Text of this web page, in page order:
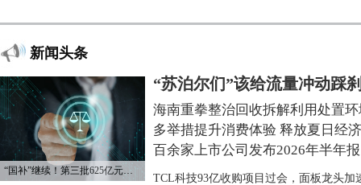
新闻头条
“国补”继续！第三批625亿元资金已下达
“苏泊尔们”该给流量冲动踩
海南重拳整治回收拆解利用处置
多举措提升消费体验 释放夏日经
百余家上市公司发布2026年半年报
TCL科技93亿收购项目过会，面板龙头加